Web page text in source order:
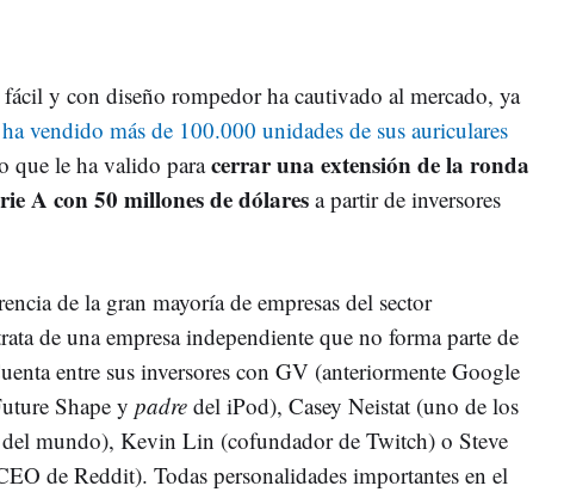
y con diseño rompedor ha cautivado al mercado, ya
ha vendido más de 100.000 unidades de sus auriculares
que le ha valido paracerrar una extensión de la ronda
A con 50 millones de dólares a partir de inversores
de la gran mayoría de empresas del sector
de una empresa independiente que no forma parte de
entre sus inversores con GV (anteriormente Google
Shape y padre del iPod), Casey Neistat (uno de los
del mundo), Kevin Lin (cofundador de Twitch) o Steve
de Reddit). Todas personalidades importantes en el